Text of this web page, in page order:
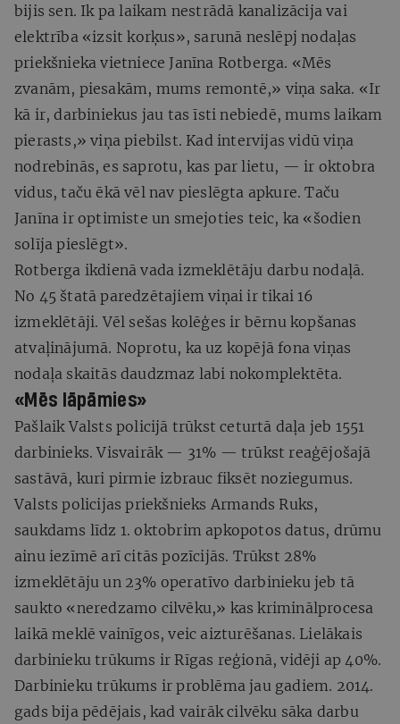
bijis sen. Ik pa laikam nestrādā kanalizācija vai
elektrība «izsit korķus», sarunā neslēpj nodaļas
priekšnieka vietniece Janīna Rotberga. «Mēs
zvanām, piesakām, mums remontē,» viņa saka. «Ir
kā ir, darbiniekus jau tas īsti nebiedē, mums laikam
pierasts,» viņa piebilst. Kad intervijas vidū viņa
nodrebinās, es saprotu, kas par lietu, — ir oktobra
vidus, taču ēkā vēl nav pieslēgta apkure. Taču
Janīna ir optimiste un smejoties teic, ka «šodien
solīja pieslēgt».
Rotberga ikdienā vada izmeklētāju darbu nodaļā.
No 45 štatā paredzētajiem viņai ir tikai 16
izmeklētāji. Vēl sešas kolēģes ir bērnu kopšanas
atvaļinājumā. Noprotu, ka uz kopējā fona viņas
nodaļa skaitās daudzmaz labi nokomplektēta.
«Mēs lāpāmies»
Pašlaik Valsts policijā trūkst ceturtā daļa jeb 1551
darbinieks. Visvairāk — 31% — trūkst reaģējošajā
sastāvā, kuri pirmie izbrauc fiksēt noziegumus.
Valsts policijas priekšnieks Armands Ruks,
saukdams līdz 1. oktobrim apkopotos datus, drūmu
ainu iezīmē arī citās pozīcijās. Trūkst 28%
izmeklētāju un 23% operatīvo darbinieku jeb tā
saukto «neredzamo cilvēku,» kas kriminālprocesa
laikā meklē vainīgos, veic aizturēšanas. Lielākais
darbinieku trūkums ir Rīgas reģionā, vidēji ap 40%.
Darbinieku trūkums ir problēma jau gadiem. 2014.
gads bija pēdējais, kad vairāk cilvēku sāka darbu